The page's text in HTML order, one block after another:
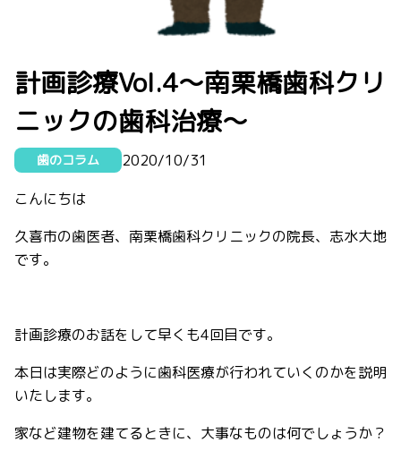
計画診療Vol.4～南栗橋歯科クリ
ニックの歯科治療～
歯のコラム
2020/10/31
こんにちは
久喜市の歯医者、南栗橋歯科クリニックの院長、志水大地
です。
計画診療のお話をして早くも4回目です。
本日は実際どのように歯科医療が行われていくのかを説明
いたします。
家など建物を建てるときに、大事なものは何でしょうか？